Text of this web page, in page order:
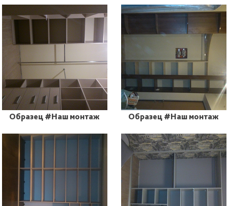
Образец #Наш монтаж Образец #Наш монтаж